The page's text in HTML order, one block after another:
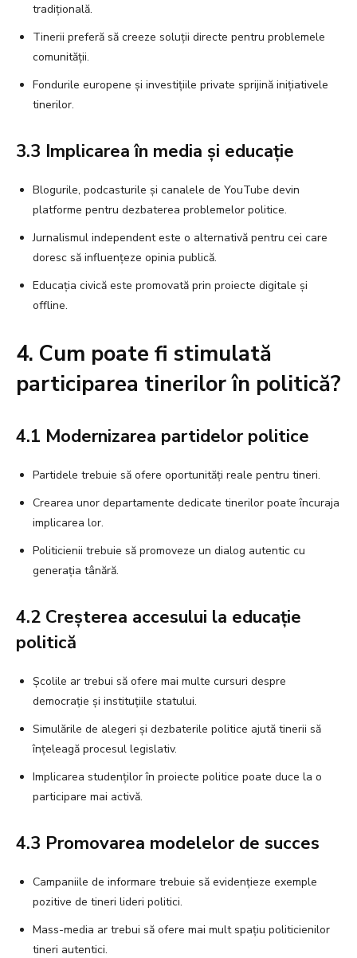
tradițională.
Tinerii preferă să creeze soluții directe pentru problemele
comunității.
Fondurile europene și investițiile private sprijină inițiativele
tinerilor.
3.3 Implicarea în media și educație
Blogurile, podcasturile și canalele de YouTube devin
platforme pentru dezbaterea problemelor politice.
Jurnalismul independent este o alternativă pentru cei care
doresc să influențeze opinia publică.
Educația civică este promovată prin proiecte digitale și
offline.
4. Cum poate fi stimulată
participarea tinerilor în politică?
4.1 Modernizarea partidelor politice
Partidele trebuie să ofere oportunități reale pentru tineri.
Crearea unor departamente dedicate tinerilor poate încuraja
implicarea lor.
Politicienii trebuie să promoveze un dialog autentic cu
generația tânără.
4.2 Creșterea accesului la educație
politică
Școlile ar trebui să ofere mai multe cursuri despre
democrație și instituțiile statului.
Simulările de alegeri și dezbaterile politice ajută tinerii să
înțeleagă procesul legislativ.
Implicarea studenților în proiecte politice poate duce la o
participare mai activă.
4.3 Promovarea modelelor de succes
Campaniile de informare trebuie să evidențieze exemple
pozitive de tineri lideri politici.
Mass-media ar trebui să ofere mai mult spațiu politicienilor
tineri autentici.